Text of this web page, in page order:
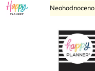
Průměrné
hodnocení
0,0
Neohodnoceno